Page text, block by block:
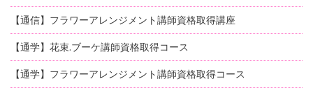
【通信】フラワーアレンジメント講師資格取得講座
【通学】花束.ブーケ講師資格取得コース
【通学】フラワーアレンジメント講師資格取得コース